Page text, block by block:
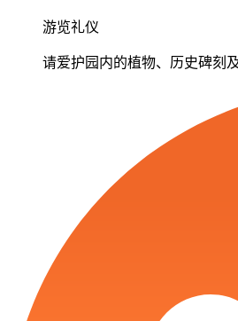
游览礼仪
请爱护园内的植物、历史碑刻